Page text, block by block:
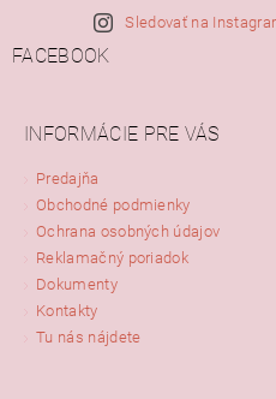
Sledovať na
FACEBOOK
INFORMÁCIE PRE VÁS
Predajňa
Obchodné podmienky
Ochrana osobných údajov
Reklamačný poriadok
Dokumenty
Kontakty
Tu nás nájdete